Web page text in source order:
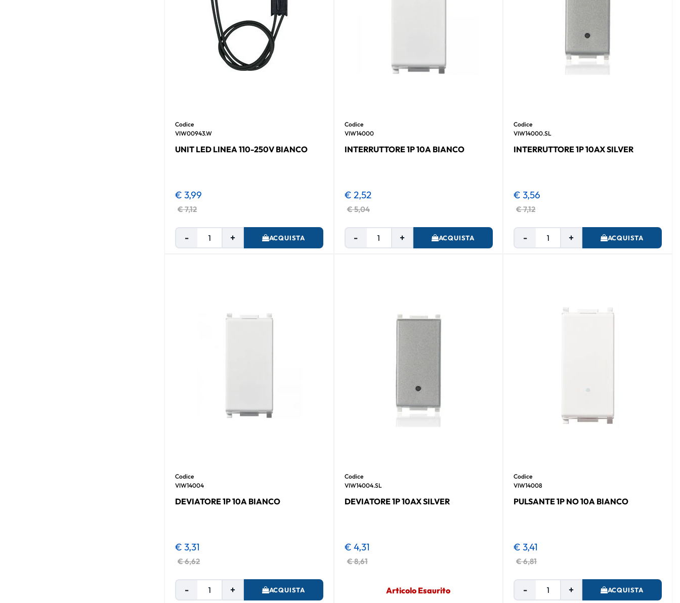
Codice
VIW00943.W
UNIT LED LINEA 110-250V BIANCO
€ 7,12
€ 3,99
Quantità ACQUISTA
Codice
VIW14000
INTERRUTTORE 1P 10A BIANCO
€ 5,04
€ 2,52
Quantità ACQUISTA
Codice
VIW14000.SL
INTERRUTTORE 1P 10AX SILVER
€ 7,12
€ 3,56
Quantità ACQUISTA
Codice
VIW14004
DEVIATORE 1P 10A BIANCO
€ 6,62
€ 3,31
Quantità ACQUISTA
Codice
VIW14004.SL
DEVIATORE 1P 10AX SILVER
€ 8,61
€ 4,31
Articolo Esaurito
Codice
VIW14008
PULSANTE 1P NO 10A BIANCO
€ 6,81
€ 3,41
Quantità ACQUISTA